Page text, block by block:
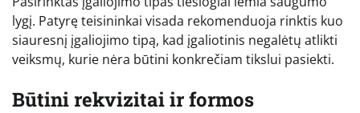
lygį. Patyrę teisininkai visada rekomenduoja rinktis kuo
siauresnį įgaliojimo tipą, kad įgaliotinis negalėtų atlikti
veiksmų, kurie nėra būtini konkrečiam tikslui pasiekti.
Būtini rekvizitai ir formos